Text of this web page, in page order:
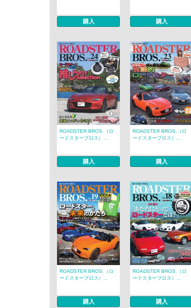
購入 購入
ROADSTER BROS.（ロ
ードスターブロス）...
購入
ROADSTER BROS.（ロ
ードスターブロス）...
購入
ROADSTER BROS.（ロ
ードスターブロス）...
購入
ROADSTER BROS.（ロ
ードスターブロス）...
購入